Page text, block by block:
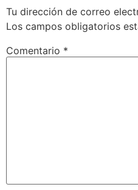
Tu dirección de correo
Los campos obligatorios
Comentario *